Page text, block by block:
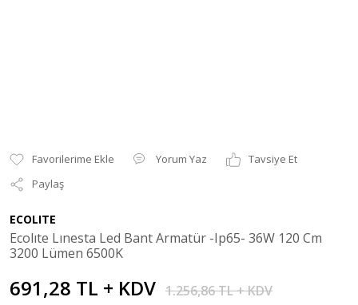
Yorum Yaz
Tavsiye Et
Paylaş
ECOLITE
Ecolıte Lınesta Led Bant Armatür -Ip65- 36W 120 Cm
3200 Lümen 6500K
691,28 TL + KDV 1.256,86 TL + KDV